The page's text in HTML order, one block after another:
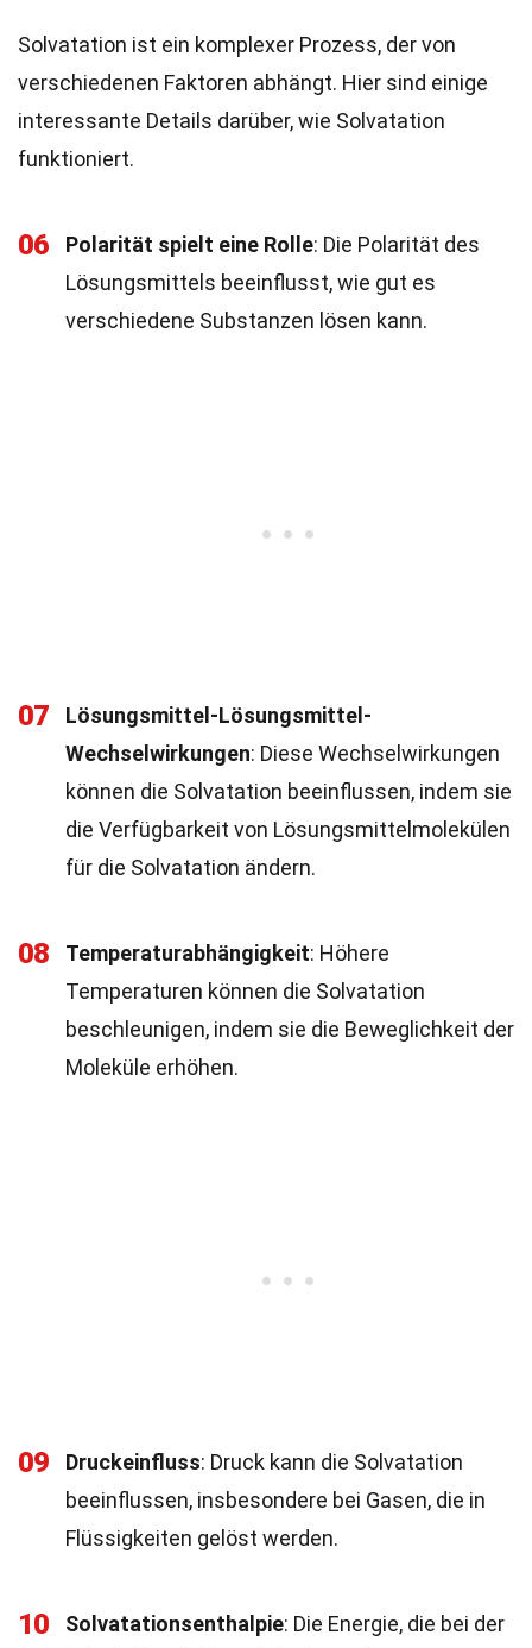
Solvatation ist ein komplexer Prozess, der von
verschiedenen Faktoren abhängt. Hier sind einige
interessante Details darüber, wie Solvatation
funktioniert.
06 Polarität spielt eine Rolle: Die Polarität des
Lösungsmittels beeinflusst, wie gut es
verschiedene Substanzen lösen kann.
07
Lösungsmittel-Lösungsmittel-
Wechselwirkungen: Diese Wechselwirkungen
können die Solvatation beeinflussen, indem sie
die Verfügbarkeit von Lösungsmittelmolekülen
für die Solvatation ändern.
08 Temperaturabhängigkeit: Höhere
Temperaturen können die Solvatation
beschleunigen, indem sie die Beweglichkeit der
Moleküle erhöhen.
09 Druckeinfluss: Druck kann die Solvatation
beeinflussen, insbesondere bei Gasen, die in
Flüssigkeiten gelöst werden.
10 Solvatationsenthalpie: Die Energie, die bei der